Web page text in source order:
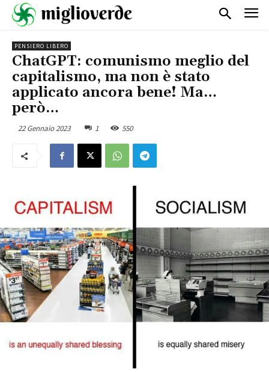
PENSIERO LIBERO
ChatGPT: comunismo meglio del
capitalismo, ma non è stato
applicato ancora bene! Ma…
però…
22 Gennaio 2023 1 550